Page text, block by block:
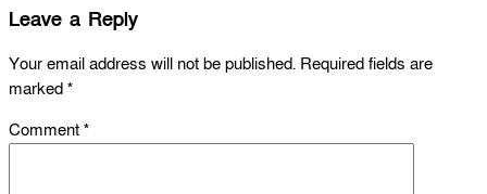
Leave a Reply
Your email address will not be published. Required fields are
marked *
Comment *